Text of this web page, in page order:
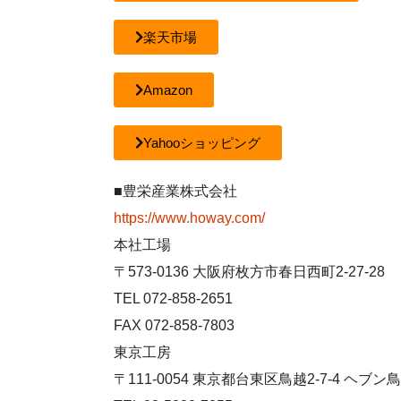
楽天市場
Amazon
Yahooショッピング
■豊栄産業株式会社
https://www.howay.com/
本社工場
〒573-0136 大阪府枚方市春日西町2-27-28
TEL 072-858-2651
FAX 072-858-7803
東京工房
〒111-0054 東京都台東区鳥越2-7-4 ヘブン